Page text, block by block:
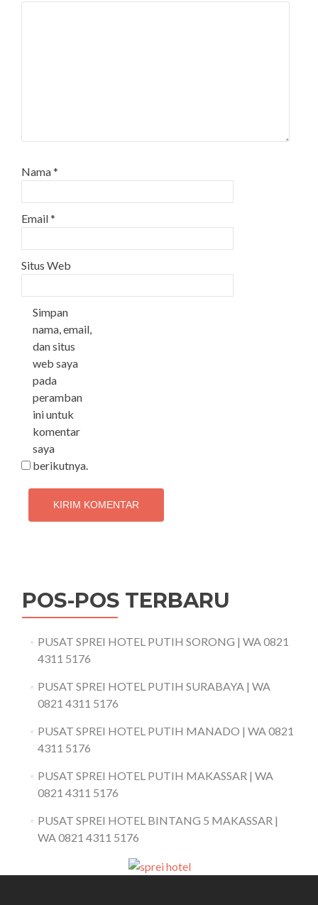
Nama*
Email*
Situs Web
Simpan
nama, email,
dan situs
web saya
pada
peramban
ini untuk
komentar
saya
berikutnya.
POS-POS TERBARU
PUSAT SPREI HOTEL PUTIH SORONG | WA 0821
4311 5176
PUSAT SPREI HOTEL PUTIH SURABAYA | WA
0821 4311 5176
PUSAT SPREI HOTEL PUTIH MANADO | WA 0821
4311 5176
PUSAT SPREI HOTEL PUTIH MAKASSAR | WA
0821 4311 5176
PUSAT SPREI HOTEL BINTANG 5 MAKASSAR |
WA 0821 4311 5176